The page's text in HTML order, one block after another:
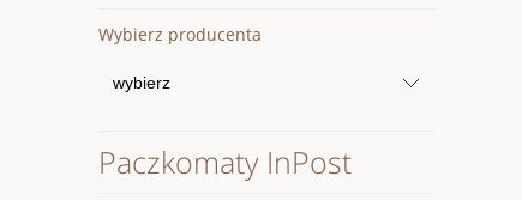
Wybierz producenta
Paczkomaty InPost